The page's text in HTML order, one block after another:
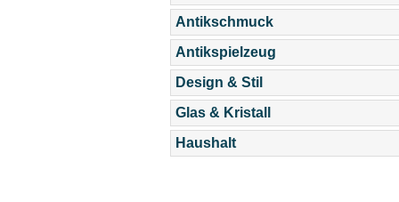
Antikschmuck
Antikspielzeug
Design & Stil
Glas & Kristall
Haushalt